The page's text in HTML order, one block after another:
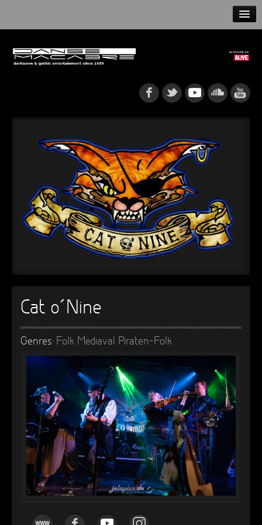
NEWS
► Rattenfänger
Oberer Totpunkt
► Dia De Los Muertos
Oberer Totpunkt
► Alltag macht tot
Oberer Totpunkt
Oberer Totpunkt
► Maschinenherz
► Der Siebte Tag
Oberer Totpunkt
► Langfristig gesehen (sind wir alle tot)
Oberer Totpunkt
► Blutmond
Oberer Totpunkt
► Totentanz
Oberer Totpunkt
► Teufels Lehrerin
Oberer Totpunkt
► Zeit verfliegt
Oberer Totpunkt
Cat o´Nine
Genres: Folk Mediaval Piraten-Folk